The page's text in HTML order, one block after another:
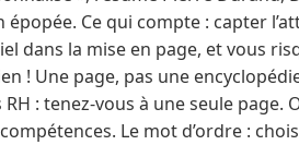
Ce qui compte : capter
dans la mise en page, et vous
! Une page, pas une
: tenez-vous à une seule page.
Le mot d’ordre :